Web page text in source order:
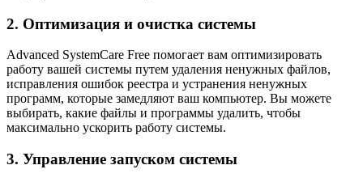
2. Оптимизация и очистка системы
Advanced SystemCare Free помогает вам оптимизировать
работу вашей системы путем удаления ненужных файлов,
исправления ошибок реестра и устранения ненужных
программ, которые замедляют ваш компьютер. Вы можете
выбирать, какие файлы и программы удалить, чтобы
максимально ускорить работу системы.
3. Управление запуском системы